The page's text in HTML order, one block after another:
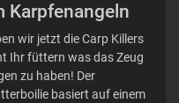
Karpfenangeln
wir jetzt die Carp Killers
Ihr füttern was das Zeug
zu haben! Der
basiert auf einem